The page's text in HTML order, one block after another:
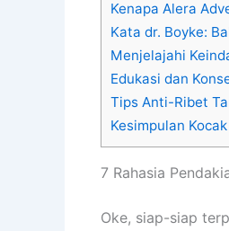
Kenapa Alera
Kata dr. Boyke:
Menjelajahi
Edukasi dan
Tips Anti-Ribet
Kesimpulan
7 Rahasia
Oke, siap-siap